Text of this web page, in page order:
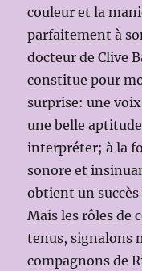
couleur et la
parfaitement à
docteur de Clive
constitue pour
surprise: une
une belle
interpréter; à la
sonore et
obtient un
Mais les rôles de
tenus, signalons
compagnons de